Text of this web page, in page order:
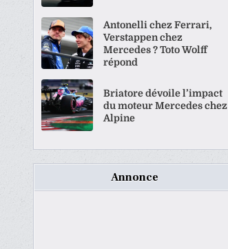
Antonelli chez Ferrari,
Verstappen chez
Mercedes ? Toto Wolff
répond
Briatore dévoile l’impact
du moteur Mercedes chez
Alpine
Annonce